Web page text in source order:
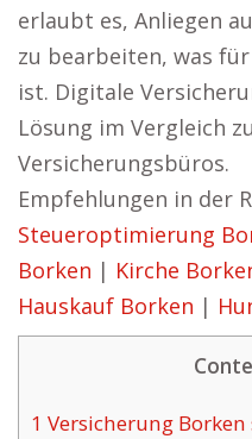
erlaubt es, Anliegen
zu bearbeiten, was
ist. Digitale
Lösung im Vergleich
Versicherungsbüros.
Empfehlungen in der
Steueroptimierung
Borken | Kirche
Hauskauf Borken |
1 Versicherung